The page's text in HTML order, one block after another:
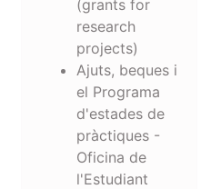
(grants for
research
projects)
Ajuts, beques i
el Programa
d'estades de
pràctiques -
Oficina de
l'Estudiant